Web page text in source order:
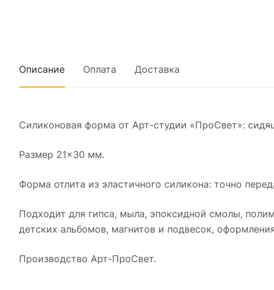
Описание Оплата Доставка
Силиконовая форма от Арт-студии «ПроСвет»:
Размер 21×30 мм.
Форма отлита из эластичного силикона: точно
Подходит для гипса, мыла, эпоксидной смолы,
детских альбомов, магнитов и подвесок,
Производство Арт-ПроСвет.